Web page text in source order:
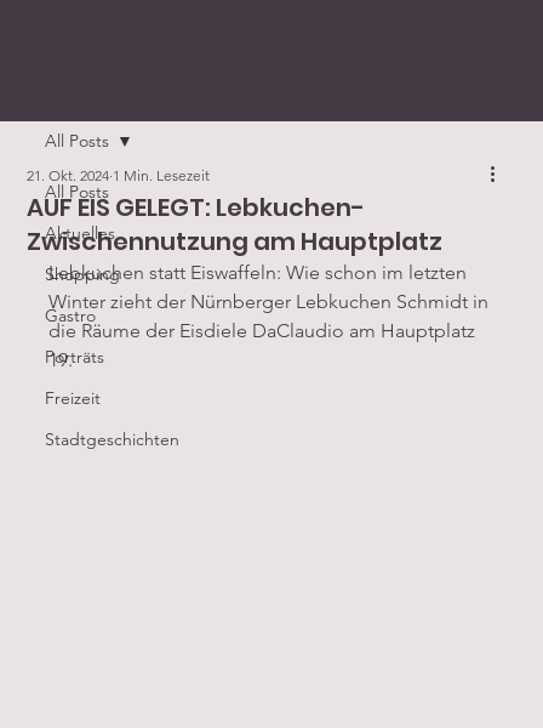
All Posts
Aktuelles
Shopping
Gastro
Porträts
Freizeit
Stadtgeschichten
All Posts
AUF EIS GELEGT: Lebkuchen-
Zwischennutzung am Hauptplatz
21. Okt. 2024 1 Min. Lesezeit
Lebkuchen statt Eiswaffeln: Wie schon im letzten
Winter zieht der Nürnberger Lebkuchen Schmidt in
die Räume der Eisdiele DaClaudio am Hauptplatz
19.